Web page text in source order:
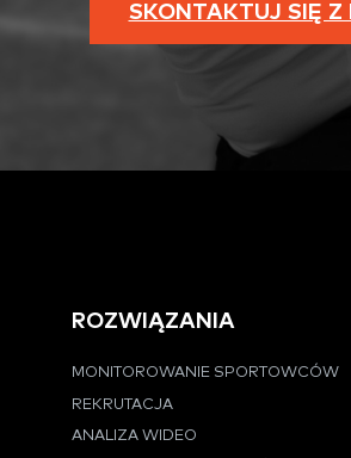
SKONTAKTUJ SIĘ Z
ROZWIĄZANIA
MONITOROWANIE SPORTOWCÓW
REKRUTACJA
ANALIZA WIDEO